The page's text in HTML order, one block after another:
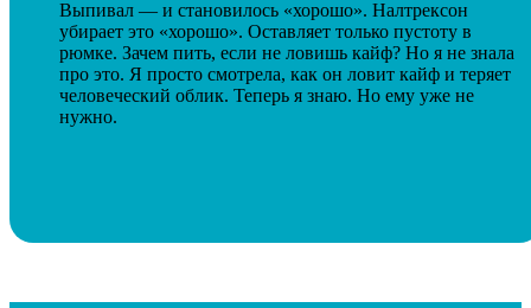
Выпивал — и становилось «хорошо». Налтрексон
убирает это «хорошо». Оставляет только пустоту в
рюмке. Зачем пить, если не ловишь кайф? Но я не знала
про это. Я просто смотрела, как он ловит кайф и теряет
человеческий облик. Теперь я знаю. Но ему уже не
нужно.